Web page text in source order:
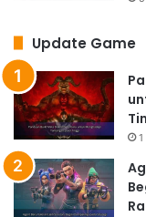
Update Game